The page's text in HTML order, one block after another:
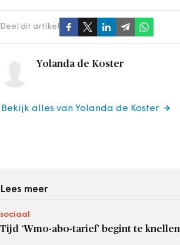
Deel dit artikel
Yolanda de Koster
Bekijk alles van Yolanda de Koster
Lees meer
sociaal
Tijd ‘Wmo-abo-tarief’ begint te knellen